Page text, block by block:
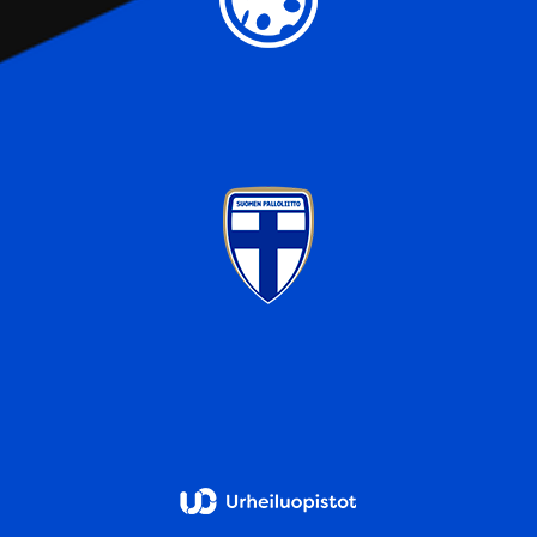
sivustoamme. Kumppanimme voivat yhdistää näitä
tietoja muihin tietoihin, joita olet antanut heille tai joita on